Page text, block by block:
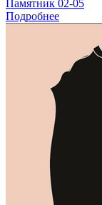
Памятник 02-05
Подробнее